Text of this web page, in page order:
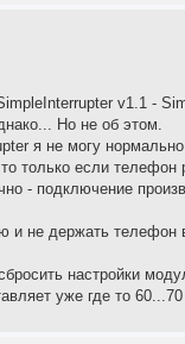
v1.1 -
Но не об этом.
я не могу
только если
- подключение
и не держать
настройки
уже где то